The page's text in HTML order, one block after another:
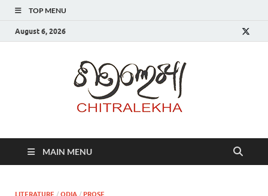
TOP MENU
August 6, 2026
MAIN MENU
LITERATURE / ODIA / PROSE